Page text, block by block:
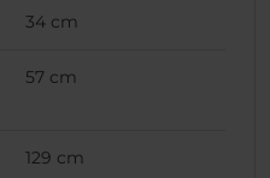
34 cm
57 cm
129 cm